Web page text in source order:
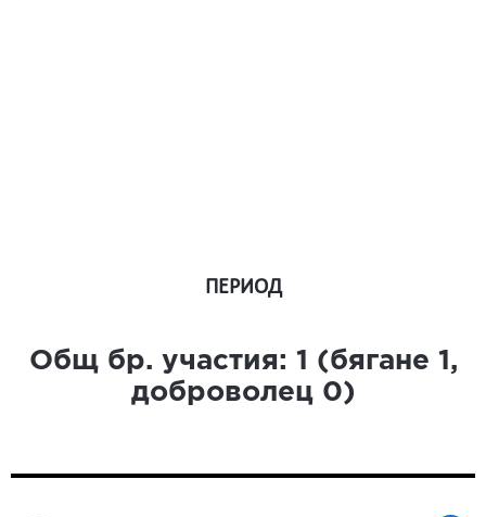
ПЕРИОД
Общ бр. участия: 1 (бягане 1 ,
доброволец 0)